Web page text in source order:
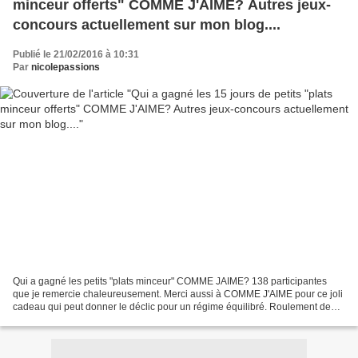
minceur offerts" COMME J'AIME? Autres jeux-
concours actuellement sur mon blog....
Publié le 21/02/2016 à 10:31
Par nicolepassions
Qui a gagné les petits "plats minceur" COMME JAIME? 138 participantes
que je remercie chaleureusement. Merci aussi à COMME J'AIME pour ce joli
cadeau qui peut donner le déclic pour un régime équilibré. Roulement de